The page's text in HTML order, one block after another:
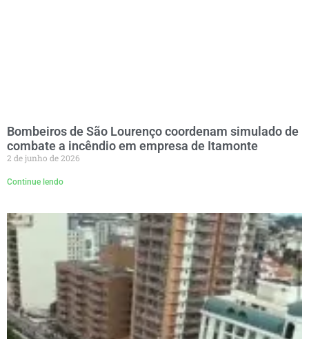
Bombeiros de São Lourenço coordenam simulado de
combate a incêndio em empresa de Itamonte
2 de junho de 2026
Continue lendo